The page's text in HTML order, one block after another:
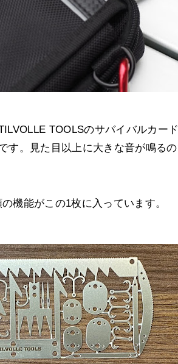
TOOLSのサバイバルカー
す。見た目以上に大きな音が鳴る
機能がこの1枚に入っています。